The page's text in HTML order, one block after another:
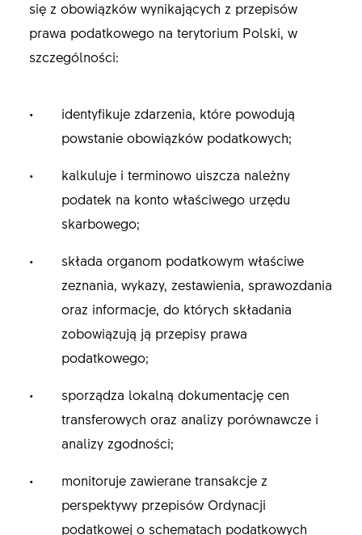
się z obowiązków wynikających z przepisów
prawa podatkowego na terytorium Polski, w
szczególności:
identyfikuje zdarzenia, które powodują
powstanie obowiązków podatkowych;
kalkuluje i terminowo uiszcza należny
podatek na konto właściwego urzędu
skarbowego;
składa organom podatkowym właściwe
zeznania, wykazy, zestawienia, sprawozdania
oraz informacje, do których składania
zobowiązują ją przepisy prawa
podatkowego;
sporządza lokalną dokumentację cen
transferowych oraz analizy porównawcze i
analizy zgodności;
monitoruje zawierane transakcje z
perspektywy przepisów Ordynacji
podatkowej o schematach podatkowych